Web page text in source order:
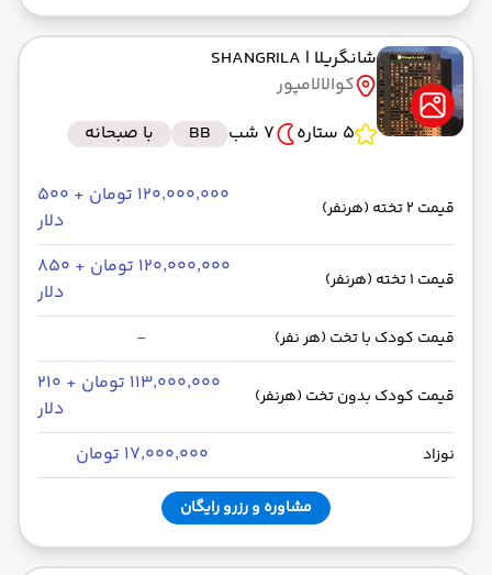
شانگریلا | SHANGRILA
کوالالامپور
5 ستاره
7 شب BB با صبحانه
قیمت 2 تخته (هرنفر)
۱۲۰٬۰۰۰٬۰۰۰ تومان + ۵۰۰
دلار
قیمت 1 تخته (هرنفر)
۱۲۰٬۰۰۰٬۰۰۰ تومان + ۸۵۰
دلار
قیمت کودک با تخت (هر نفر) -
قیمت کودک بدون تخت (هرنفر)
۱۱۳٬۰۰۰٬۰۰۰ تومان + ۲۱۰
دلار
نوزاد ۱۷٬۰۰۰٬۰۰۰ تومان
مشاوره و رزرو رایگان